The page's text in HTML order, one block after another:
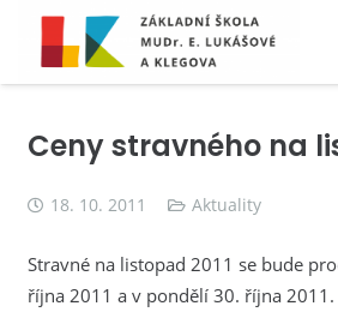
Ceny stravného na
18. 10. 2011 Aktuality
Stravné na listopad 2011 se bude
října 2011 a v pondělí 30. října 2011.